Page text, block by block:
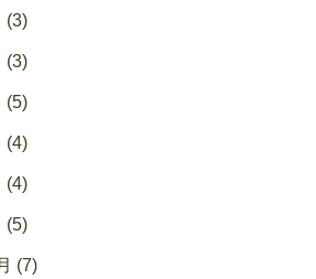
(3)
(3)
(5)
(4)
(4)
(5)
(7)